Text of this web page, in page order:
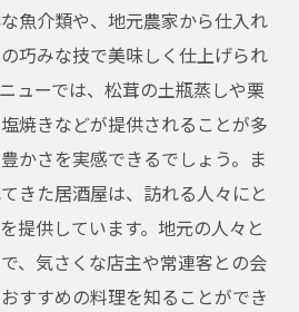
魚介類や、地元農家から仕入れ
巧みな技で美味しく仕上げられ
ューでは、松茸の土瓶蒸しや栗
焼きなどが提供されることが多
かさを実感できるでしょう。ま
きた居酒屋は、訪れる人々にと
提供しています。地元の人々と
、気さくな店主や常連客との会
すすめの料理を知ることができ